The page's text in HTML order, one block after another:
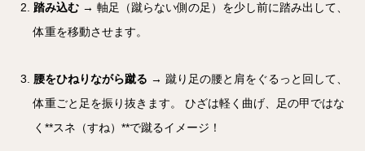
踏み込む → 軸足（蹴らない側の足）を少し前に踏み出して、
体重を移動させます。
腰をひねりながら蹴る → 蹴り足の腰と肩をぐるっと回して、
体重ごと足を振り抜きます。 ひざは軽く曲げ、足の甲ではな
く**スネ（すね）**で蹴るイメージ！